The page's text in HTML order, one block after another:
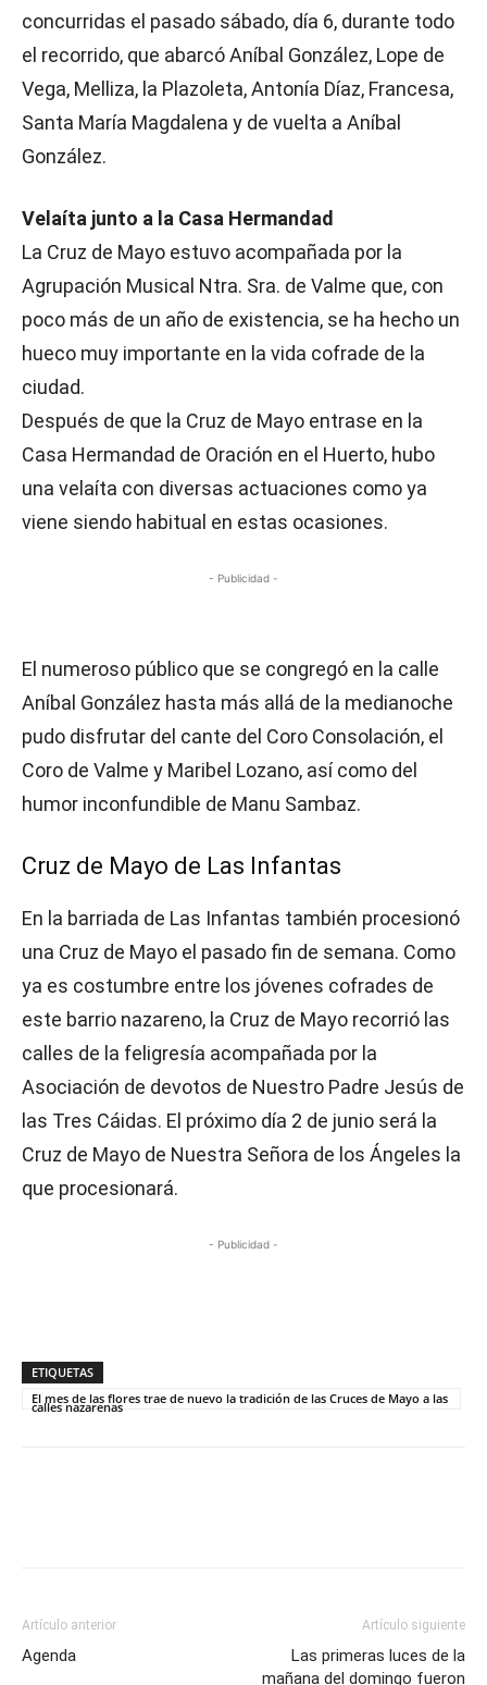
concurridas el pasado sábado, día 6, durante todo
el recorrido, que abarcó Aníbal González, Lope de
Vega, Melliza, la Plazoleta, Antonía Díaz, Francesa,
Santa María Magdalena y de vuelta a Aníbal
González.
Velaíta junto a la Casa Hermandad
La Cruz de Mayo estuvo acompañada por la
Agrupación Musical Ntra. Sra. de Valme que, con
poco más de un año de existencia, se ha hecho un
hueco muy importante en la vida cofrade de la
ciudad.
Después de que la Cruz de Mayo entrase en la
Casa Hermandad de Oración en el Huerto, hubo
una velaíta con diversas actuaciones como ya
viene siendo habitual en estas ocasiones.
- Publicidad -
El numeroso público que se congregó en la calle
Aníbal González hasta más allá de la medianoche
pudo disfrutar del cante del Coro Consolación, el
Coro de Valme y Maribel Lozano, así como del
humor inconfundible de Manu Sambaz.
Cruz de Mayo de Las Infantas
En la barriada de Las Infantas también procesionó
una Cruz de Mayo el pasado fin de semana. Como
ya es costumbre entre los jóvenes cofrades de
este barrio nazareno, la Cruz de Mayo recorrió las
calles de la feligresía acompañada por la
Asociación de devotos de Nuestro Padre Jesús de
las Tres Cáidas. El próximo día 2 de junio será la
Cruz de Mayo de Nuestra Señora de los Ángeles la
que procesionará.
- Publicidad -
ETIQUETAS
El mes de las flores trae de nuevo la tradición de las Cruces de Mayo a las
calles nazarenas
Artículo anterior
Agenda
Artículo siguiente
Las primeras luces de la
mañana del domingo fueron